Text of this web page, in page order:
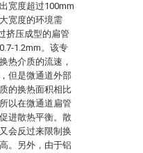
宽度超过100mm
宽度的环境需
挤压成型的扁管
1.2mm。该专
热介质的流速，
但是微通道外部
的换热面积相比
以在微通道扁管
进散热平衡。散
会反过来限制换
。另外，由于铝